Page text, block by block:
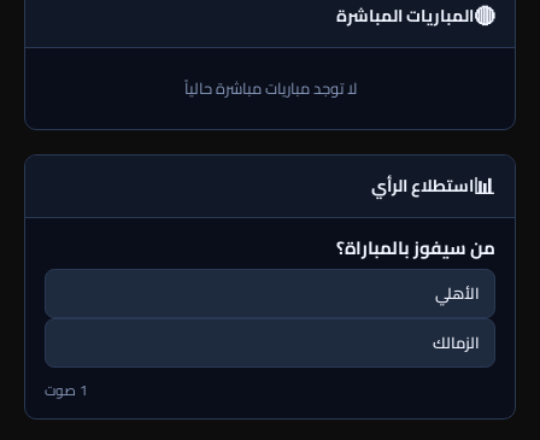
🔴المباريات المباشرة
لا توجد مباريات مباشرة حالياً
📊استطلاع الرأي
من سيفوز بالمباراة؟
الأهلي
الزمالك
1 صوت